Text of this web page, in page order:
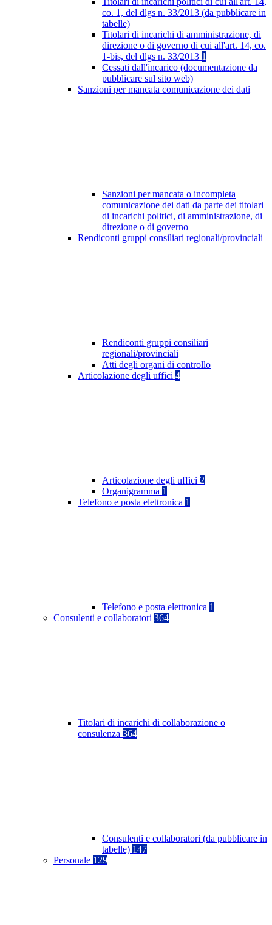
co. 1, del dlgs n. 33/2013 (da pubblicare in
tabelle)
Titolari di incarichi di amministrazione, di
direzione o di governo di cui all'art. 14, co.
1-bis, del dlgs n. 33/2013 1
Cessati dall'incarico (documentazione da
pubblicare sul sito web)
Sanzioni per mancata comunicazione dei dati
Sanzioni per mancata o incompleta
comunicazione dei dati da parte dei titolari
di incarichi politici, di amministrazione, di
direzione o di governo
Rendiconti gruppi consiliari regionali/provinciali
Rendiconti gruppi consiliari
regionali/provinciali
Atti degli organi di controllo
Articolazione degli uffici 4
Articolazione degli uffici 2
Organigramma 1
Telefono e posta elettronica 1
Telefono e posta elettronica 1
Consulenti e collaboratori 364
Titolari di incarichi di collaborazione o
consulenza 364
Consulenti e collaboratori (da pubblicare in
tabelle) 147
Personale 129